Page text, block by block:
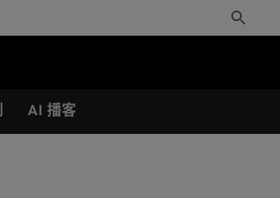
Toggle
Search
AI 播客